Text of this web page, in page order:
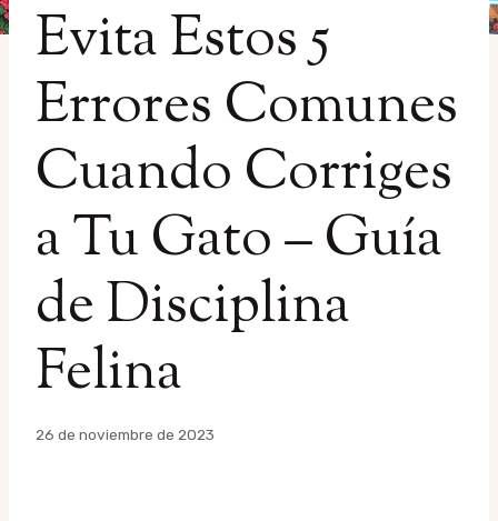
Evita Estos 5
Errores Comunes
Cuando Corriges
a Tu Gato – Guía
de Disciplina
Felina
Por
26 de noviembre de 2023